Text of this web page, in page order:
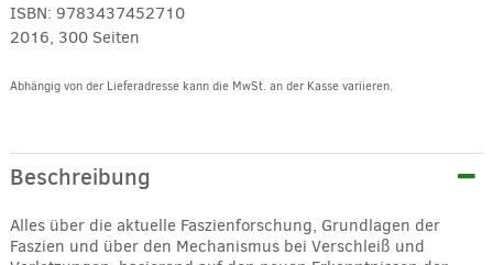
ISBN: 9783437452710
2016, 300 Seiten
Abhängig von der Lieferadresse kann die MwSt. an der Kasse variieren.
Beschreibung
Alles über die aktuelle Faszienforschung, Grundlagen der
Faszien und über den Mechanismus bei Verschleiß und